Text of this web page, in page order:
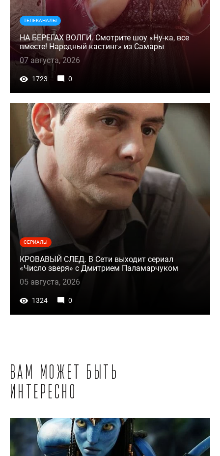
ТЕЛЕКАНАЛЫ
НА БЕРЕГАХ ВОЛГИ. Смотрите шоу «Ну-ка, все
вместе! Народный кастинг» из Самары
07 августа, 2026
1723 0
СЕРИАЛЫ
КРОВАВЫЙ СЛЕД. В Сети выходит сериал
«Число зверя» с Дмитрием Паламарчуком
05 августа, 2026
1324 0
Вам может быть
интересно